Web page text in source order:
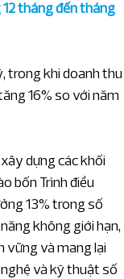
tháng đến tháng
trong khi doanh thu
16% so với năm
dựng các khối
bốn Trình điều
13% trong số
không giới hạn,
vững và mang lại
và kỹ thuật số